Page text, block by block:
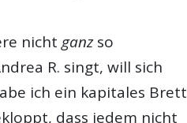
nichtganzso
R. singt, will sich
ich ein kapitales Brett
dass jedem nicht